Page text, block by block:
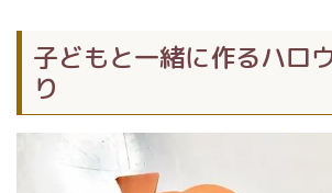
子どもと一緒に作るハロ
り